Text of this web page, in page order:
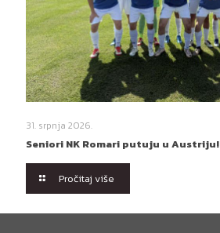
31. srpnja 2026.
Seniori NK Romari putuju u Austriju!
Pročitaj više